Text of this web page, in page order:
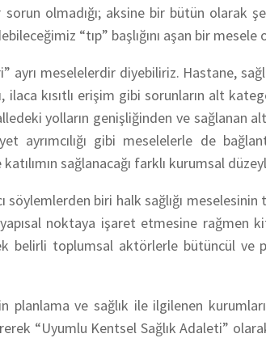
olmadığı; aksine bir bütün olarak
“tıp” başlığını aşan bir mesele
ayrı meselelerdir diyebiliriz. Hastane,
ilaca kısıtlı erişim gibi sorunların alt
yolların genişliğinden ve sağlanan
ayrımcılığı gibi meselelerle de
sağlanacağı farklı kurumsal
söylemlerden biri halk sağlığı
noktaya işaret etmesine rağmen
belirli toplumsal aktörlerle bütüncül
planlama ve sağlık ile ilgilenen
“Uyumlu Kentsel Sağlık Adaleti”